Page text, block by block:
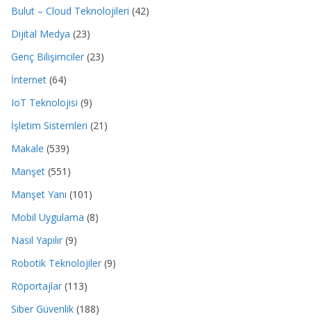
Bulut – Cloud Teknolojileri (42)
Dijital Medya (23)
Genç Bilişimciler (23)
İnternet (64)
IoT Teknolojisi (9)
İşletim Sistemleri (21)
Makale (539)
Manşet (551)
Manşet Yanı (101)
Mobil Uygulama (8)
Nasıl Yapılır (9)
Robotik Teknolojiler (9)
Röportajlar (113)
Siber Güvenlik (188)